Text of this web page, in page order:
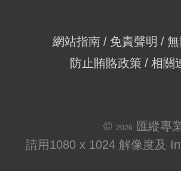
網站指南 免責聲明
防止賄賂政策
相關
© 2026
匯縱專
請用1080 x 1024 解像度及